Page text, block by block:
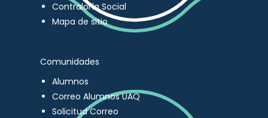
Contraloría Social
Mapa de sitio
Comunidades
Alumnos
Correo Alumnos UAQ
Solicitud Correo